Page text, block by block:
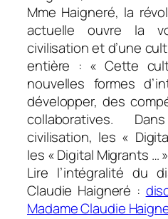
Mme Haigneré, la
actuelle ouvre la
civilisation et d’une
entière : « Cette
nouvelles formes
développer, des
collaboratives.
civilisation, les «
les « Digital Migrants … »
Lire l’intégralité du
Claudie Haigneré :
Madame Claudie